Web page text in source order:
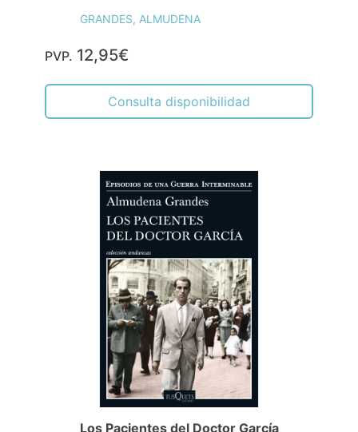
GRANDES, ALMUDENA
PVP. 12,95€
Consulta disponibilidad
Los Pacientes del Doctor García